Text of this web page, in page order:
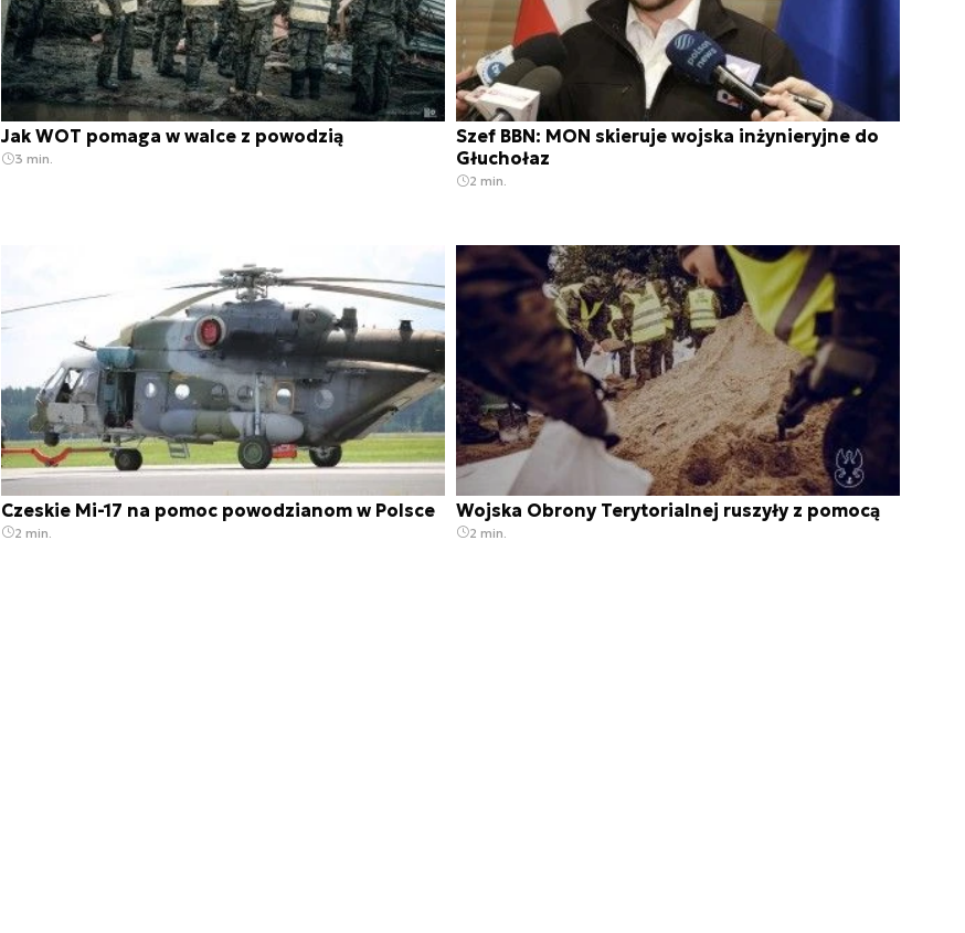
Jak WOT pomaga w walce z powodzią
3 min.
Szef BBN: MON skieruje wojska inżynieryjne do
Głuchołaz
2 min.
Czeskie Mi-17 na pomoc powodzianom w Polsce
2 min.
Wojska Obrony Terytorialnej ruszyły z pomocą
2 min.